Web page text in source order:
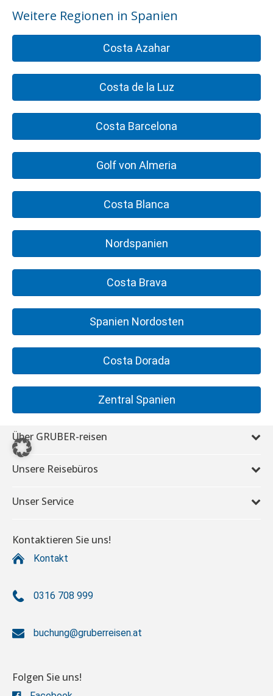
Beliebte Ziele in Andalusien!
Andalusien Urlaub
ZU DEN ANGEBOTEN
Beliebte Ziele der Kanaren!
ZU DEN ANGEBOTEN
Weitere Regionen in Spanien